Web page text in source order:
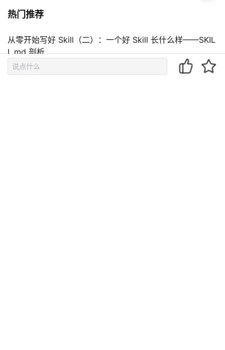
热门推荐
从零开始写好 Skill（二）：一个好 Skill 长什么样——SKIL
L.md 剖析
【Linux内核】Linux 核弹级高危漏洞 CVE-2026-31431 完